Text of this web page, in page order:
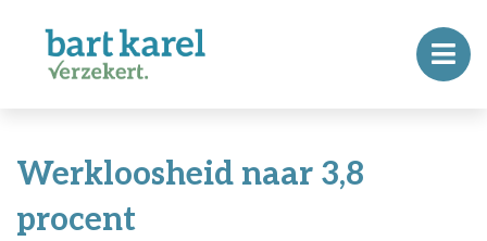
Werkloosheid naar 3,8
procent